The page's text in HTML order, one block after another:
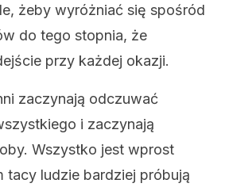
żeby wyróżniać się spośród
do tego stopnia, że
przy każdej okazji.
zaczynają odczuwać
i zaczynają
Wszystko jest wprost
tacy ludzie bardziej próbują